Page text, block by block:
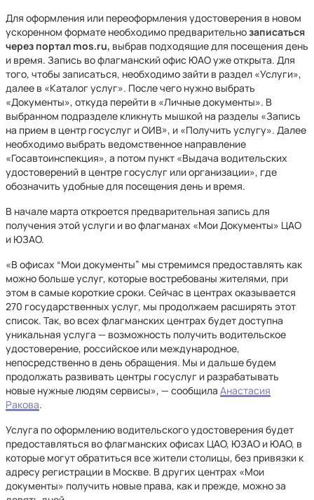
Для оформления или переоформления удостоверения в новом
ускоренном формате необходимо предварительнозаписаться
через портал mos.ru, выбрав подходящие для посещения день
и время. Запись во флагманский офис ЮАО уже открыта. Для
того, чтобы записаться, необходимо зайти в раздел «Услуги»,
далее в «Каталог услуг». После чего нужно выбрать
«Документы», откуда перейти в «Личные документы». В
выбранном подразделе кликнуть мышкой на разделы «Запись
на прием в центр госуслуг и ОИВ», и «Получить услугу». Далее
необходимо выбрать ведомственное направление
«Госавтоинспекция», а потом пункт «Выдача водительских
удостоверений в центре госуслуг или организации», где
обозначить удобные для посещения день и время.
В начале марта откроется предварительная запись для
получения этой услуги и во флагманах «Мои Документы» ЦАО
и ЮЗАО.
«В офисах “Мои документы” мы стремимся предоставлять как
можно больше услуг, которые востребованы жителями, при
этом в самые короткие сроки. Сейчас в центрах оказывается
270 государственных услуг, мы продолжаем расширять этот
список. Так, во всех флагманских центрах будет доступна
уникальная услуга — возможность получить водительское
удостоверение, российское или международное,
непосредственно в день обращения. Мы и дальше будем
продолжать развивать центры госуслуг и разрабатывать
новые нужные людям сервисы», — сообщила Анастасия
Ракова.
Услуга по оформлению водительского удостоверения будет
предоставляться во флагманских офисах ЦАО, ЮЗАО и ЮАО, в
которые могут обратиться все жители столицы, без привязки к
адресу регистрации в Москве. В других центрах «Мои
документы» получить новые права, как и прежде, можно за